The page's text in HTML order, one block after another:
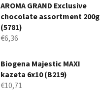
AROMA GRAND Exclusive
chocolate assortment 200g
(5781)
€6,36
Biogena Majestic MAXI
kazeta 6x10 (B219)
€10,71